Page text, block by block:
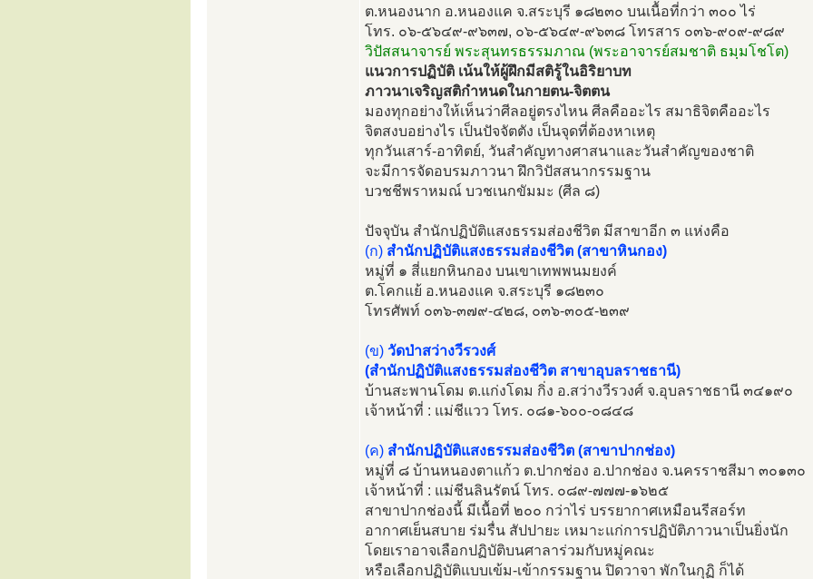
ต.หนองนาก อ.หนองแค จ.สระบุรี ๑๘๒๓๐ บนเนื้อที่กว่า ๓๐๐ ไร่
โทร. ๐๖-๕๖๔๙-๙๖๓๗, ๐๖-๕๖๔๙-๙๖๓๘ โทรสาร ๐๓๖-๙๐๙-๙๘๙
วิปัสสนาจารย์ พระสุนทรธรรมภาณ (พระอาจารย์สมชาติ ธมฺมโชโต)
แนวการปฏิบัติ เน้นให้ผู้ฝึกมีสติรู้ในอิริยาบท
ภาวนาเจริญสติกำหนดในกายตน-จิตตน
มองทุกอย่างให้เห็นว่าศีลอยู่ตรงไหน ศีลคืออะไร สมาธิจิตคืออะไร
จิตสงบอย่างไร เป็นปัจจัตตัง เป็นจุดที่ต้องหาเหตุ
ทุกวันเสาร์-อาทิตย์, วันสำคัญทางศาสนาและวันสำคัญของชาติ
จะมีการจัดอบรมภาวนา ฝึกวิปัสสนากรรมฐาน
บวชชีพราหมณ์ บวชเนกขัมมะ (ศีล ๘)
ปัจจุบัน สำนักปฏิบัติแสงธรรมส่องชีวิต มีสาขาอีก ๓ แห่งคือ
(ก) สำนักปฏิบัติแสงธรรมส่องชีวิต (สาขาหินกอง)
หมู่ที่ ๑ สี่แยกหินกอง บนเขาเทพพนมยงค์
ต.โคกแย้ อ.หนองแค จ.สระบุรี ๑๘๒๓๐
โทรศัพท์ ๐๓๖-๓๗๙-๔๒๘, ๐๓๖-๓๐๕-๒๓๙
(ข) วัดป่าสว่างวีรวงศ์
(สำนักปฏิบัติแสงธรรมส่องชีวิต สาขาอุบลราชธานี)
บ้านสะพานโดม ต.แก่งโดม กิ่ง อ.สว่างวีรวงศ์ จ.อุบลราชธานี ๓๔๑๙๐
เจ้าหน้าที่ : แม่ชีแวว โทร. ๐๘๑-๖๐๐-๐๘๔๘
(ค) สำนักปฏิบัติแสงธรรมส่องชีวิต (สาขาปากช่อง)
หมู่ที่ ๘ บ้านหนองตาแก้ว ต.ปากช่อง อ.ปากช่อง จ.นครราชสีมา ๓๐๑๓๐
เจ้าหน้าที่ : แม่ชีนลินรัตน์ โทร. ๐๘๙-๗๗๗-๑๖๒๕
สาขาปากช่องนี้ มีเนื้อที่ ๒๐๐ กว่าไร่ บรรยากาศเหมือนรีสอร์ท
อากาศเย็นสบาย ร่มรื่น สัปปายะ เหมาะแก่การปฏิบัติภาวนาเป็นยิ่งนัก
โดยเราอาจเลือกปฏิบัติบนศาลาร่วมกับหมู่คณะ
หรือเลือกปฏิบัติแบบเข้ม-เข้ากรรมฐาน ปิดวาจา พักในกุฏิ ก็ได้